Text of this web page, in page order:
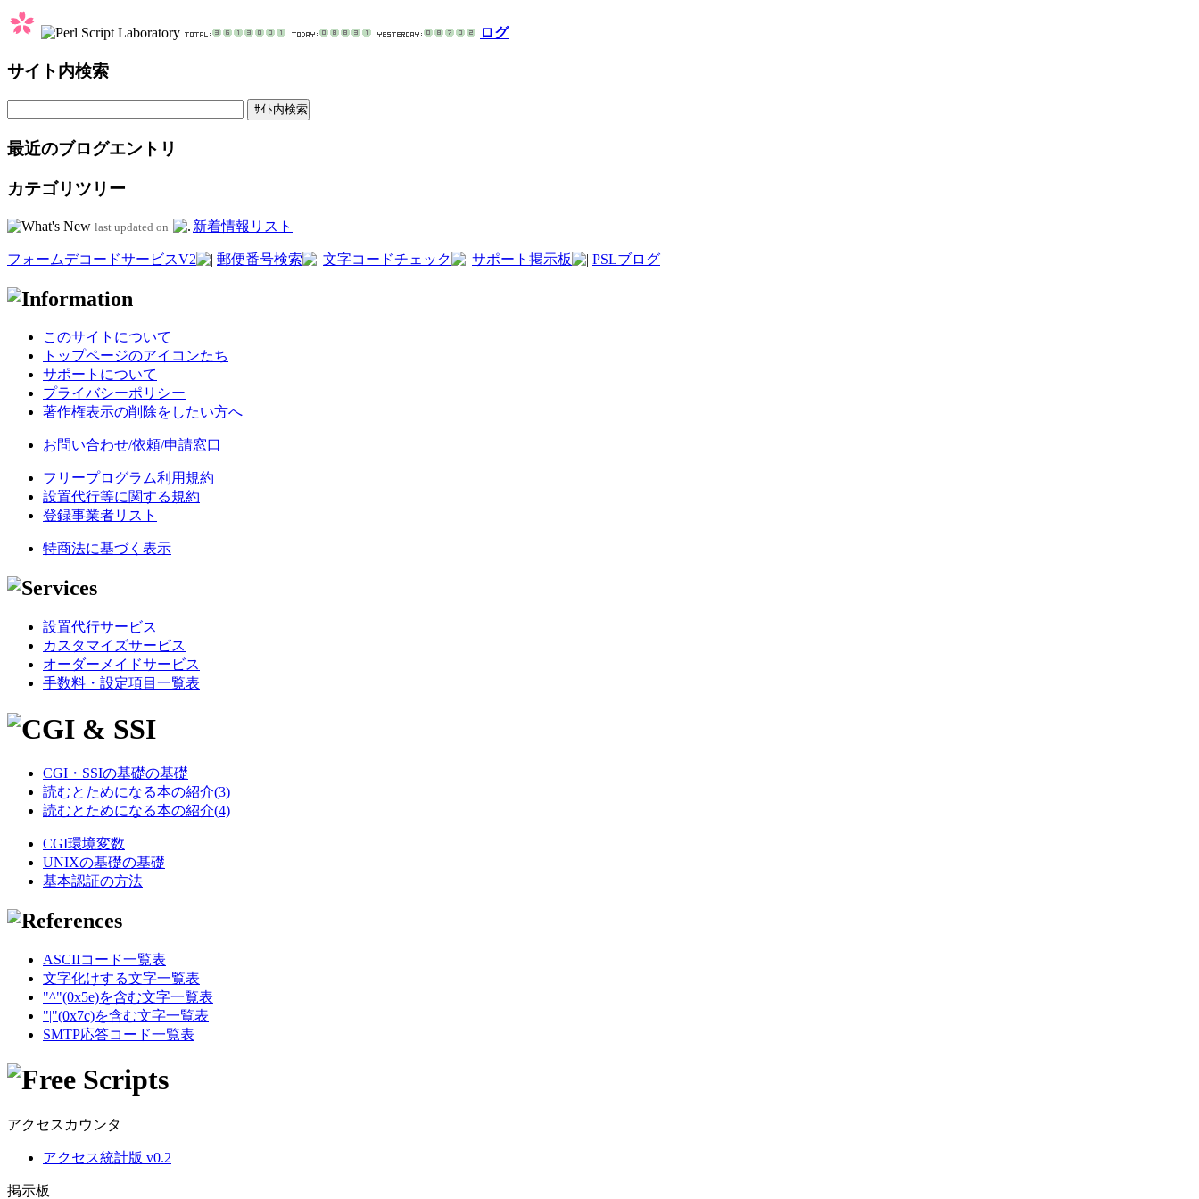
ログ
サイト内検索
最近のブログエントリ
カテゴリツリー
last updated on 新着情報リスト
フォームデコードサービスV2 郵便番号検索 文字コードチェック サポート掲示板 PSLブログ
このサイトについて
トップページのアイコンたち
サポートについて
プライバシーポリシー
著作権表示の削除をしたい方へ
お問い合わせ/依頼/申請窓口
フリープログラム利用規約
設置代行等に関する規約
登録事業者リスト
特商法に基づく表示
設置代行サービス
カスタマイズサービス
オーダーメイドサービス
手数料・設定項目一覧表
CGI・SSIの基礎の基礎
読むとためになる本の紹介(3)
読むとためになる本の紹介(4)
CGI環境変数
UNIXの基礎の基礎
基本認証の方法
ASCIIコード一覧表
文字化けする文字一覧表
"^"(0x5e)を含む文字一覧表
"|"(0x7c)を含む文字一覧表
SMTP応答コード一覧表
アクセスカウンタ
アクセス統計版 v0.2
掲示板